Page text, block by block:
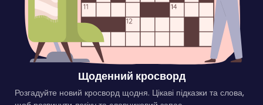
Щоденний кросворд
Розгадуйте новий кросворд щодня. Цікаві підказки та слова,